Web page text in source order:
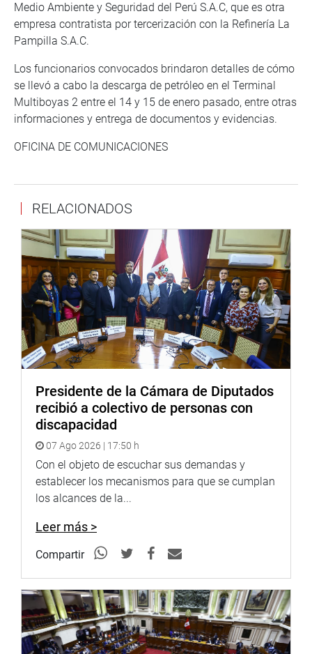
Medio Ambiente y Seguridad del Perú S.A.C, que es otra
empresa contratista por tercerización con la Refinería La
Pampilla S.A.C.
Los funcionarios convocados brindaron detalles de cómo
se llevó a cabo la descarga de petróleo en el Terminal
Multiboyas 2 entre el 14 y 15 de enero pasado, entre otras
informaciones y entrega de documentos y evidencias.
OFICINA DE COMUNICACIONES
RELACIONADOS
Presidente de la Cámara de Diputados
recibió a colectivo de personas con
discapacidad
07 Ago 2026 | 17:50 h
Con el objeto de escuchar sus demandas y
establecer los mecanismos para que se cumplan
los alcances de la...
Leer más >
Compartir